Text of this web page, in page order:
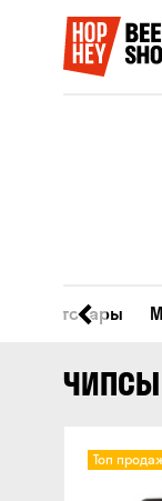
Все товары
ЧИПСЫ
Топ